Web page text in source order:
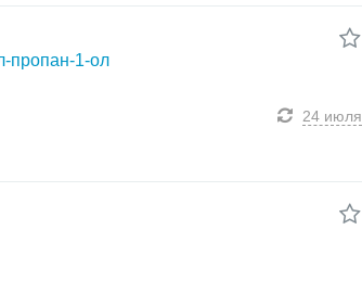
пропан-1-ол
24 июля